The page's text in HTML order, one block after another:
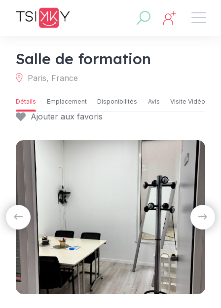
Salle de formation
Paris, France
Ajouter aux favoris
Détails Emplacement Disponibilités Avis Visite Vidéo